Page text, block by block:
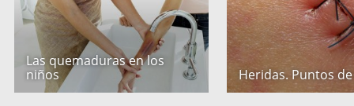
Las quemaduras en los
niños
Heridas. Puntos